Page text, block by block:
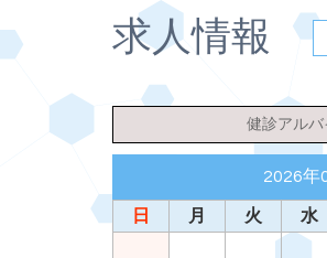
求人情報
健診アルバ
2026年
日 月 火 水